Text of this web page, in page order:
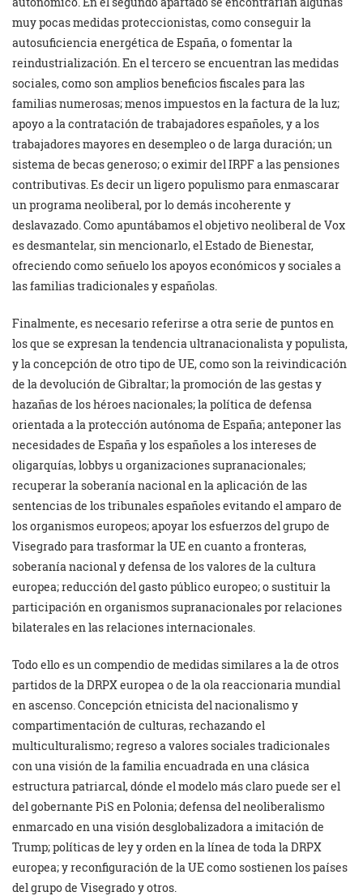
muy pocas medidas proteccionistas, como conseguir la
autosuficiencia energética de España, o fomentar la
reindustrialización. En el tercero se encuentran las medidas
sociales, como son amplios beneficios fiscales para las
familias numerosas; menos impuestos en la factura de la luz;
apoyo a la contratación de trabajadores españoles, y a los
trabajadores mayores en desempleo o de larga duración; un
sistema de becas generoso; o eximir del IRPF a las pensiones
contributivas. Es decir un ligero populismo para enmascarar
un programa neoliberal, por lo demás incoherente y
deslavazado. Como apuntábamos el objetivo neoliberal de Vox
es desmantelar, sin mencionarlo, el Estado de Bienestar,
ofreciendo como señuelo los apoyos económicos y sociales a
las familias tradicionales y españolas.
Finalmente, es necesario referirse a otra serie de puntos en
los que se expresan la tendencia ultranacionalista y populista,
y la concepción de otro tipo de UE, como son la reivindicación
de la devolución de Gibraltar; la promoción de las gestas y
hazañas de los héroes nacionales; la política de defensa
orientada a la protección autónoma de España; anteponer las
necesidades de España y los españoles a los intereses de
oligarquías, lobbys u organizaciones supranacionales;
recuperar la soberanía nacional en la aplicación de las
sentencias de los tribunales españoles evitando el amparo de
los organismos europeos; apoyar los esfuerzos del grupo de
Visegrado para trasformar la UE en cuanto a fronteras,
soberanía nacional y defensa de los valores de la cultura
europea; reducción del gasto público europeo; o sustituir la
participación en organismos supranacionales por relaciones
bilaterales en las relaciones internacionales.
Todo ello es un compendio de medidas similares a la de otros
partidos de la DRPX europea o de la ola reaccionaria mundial
en ascenso. Concepción etnicista del nacionalismo y
compartimentación de culturas, rechazando el
multiculturalismo; regreso a valores sociales tradicionales
con una visión de la familia encuadrada en una clásica
estructura patriarcal, dónde el modelo más claro puede ser el
del gobernante PiS en Polonia; defensa del neoliberalismo
enmarcado en una visión desglobalizadora a imitación de
Trump; políticas de ley y orden en la línea de toda la DRPX
europea; y reconfiguración de la UE como sostienen los países
del grupo de Visegrado y otros.